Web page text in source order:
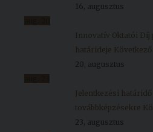
16, augusztus
Innovatív Oktatói Díj
határideje
20, augusztus
Jelentkezési
továbbképzésekre
23, augusztus